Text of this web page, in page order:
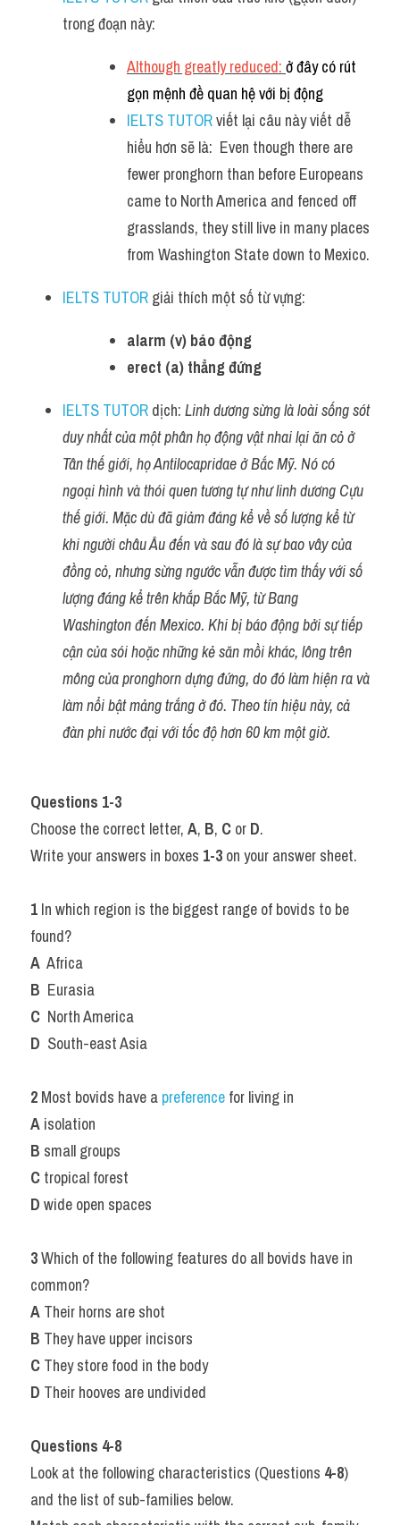
trong đoạn này:
Although greatly reduced: ở đây có rút
gọn mệnh đề quan hệ với bị động
IELTS TUTOR viết lại câu này viết dễ
hiểu hơn sẽ là:  Even though there are
fewer pronghorn than before Europeans
came to North America and fenced off
grasslands, they still live in many places
from Washington State down to Mexico.
IELTS TUTOR giải thích một số từ vựng:
alarm (v) báo động
erect (a) thẳng đứng
IELTS TUTOR dịch: Linh dương sừng là loài sống sót
duy nhất của một phân họ động vật nhai lại ăn cỏ ở
Tân thế giới, họ Antilocapridae ở Bắc Mỹ. Nó có
ngoại hình và thói quen tương tự như linh dương Cựu
thế giới. Mặc dù đã giảm đáng kể về số lượng kể từ
khi người châu Âu đến và sau đó là sự bao vây của
đồng cỏ, nhưng sừng ngước vẫn được tìm thấy với số
lượng đáng kể trên khắp Bắc Mỹ, từ Bang
Washington đến Mexico. Khi bị báo động bởi sự tiếp
cận của sói hoặc những kẻ săn mồi khác, lông trên
mông của pronghorn dựng đứng, do đó làm hiện ra và
làm nổi bật mảng trắng ở đó. Theo tín hiệu này, cả
đàn phi nước đại với tốc độ hơn 60 km một giờ.
Questions 1-3
Choose the correct letter, A, B, C or D.
Write your answers in boxes 1-3 on your answer sheet.
1 In which region is the biggest range of bovids to be
found?
A
  Africa
B
  Eurasia
C
  North America
D
  South-east Asia
2 Most bovids have a preference for living in
A isolation
B small groups
C tropical forest
D wide open spaces
3 Which of the following features do all bovids have in
common?
A Their horns are shot
B They have upper incisors
C They store food in the body
D Their hooves are undivided
Questions 4-8
Look at the following characteristics (Questions 4-8)
and the list of sub-families below.